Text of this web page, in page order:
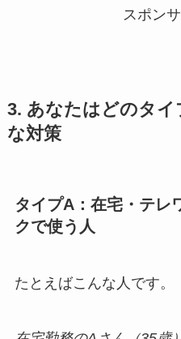
スポン
3. あなたはどのタイ
な対策
タイプA：在宅・テレ
クで使う人
たとえばこんな人です。